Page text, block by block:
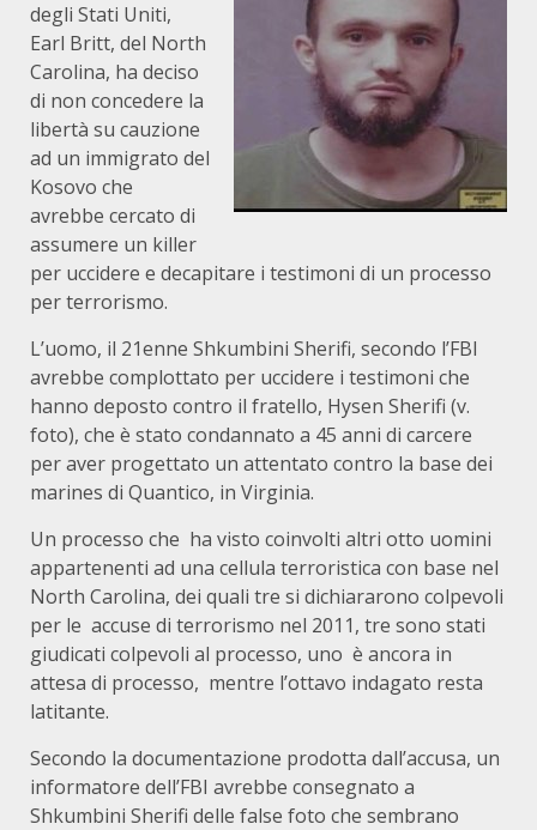
degli Stati Uniti,
Earl Britt, del North
Carolina, ha deciso
di non concedere la
libertà su cauzione
ad un immigrato del
Kosovo che
avrebbe cercato di
assumere un killer
per uccidere e decapitare i testimoni di un processo
per terrorismo.
L’uomo, il 21enne Shkumbini Sherifi, secondo l’FBI
avrebbe complottato per uccidere i testimoni che
hanno deposto contro il fratello, Hysen Sherifi (v.
foto), che è stato condannato a 45 anni di carcere
per aver progettato un attentato contro la base dei
marines di Quantico, in Virginia.
Un processo che ha visto coinvolti altri otto uomini
appartenenti ad una cellula terroristica con base nel
North Carolina, dei quali tre si dichiararono colpevoli
per le accuse di terrorismo nel 2011, tre sono stati
giudicati colpevoli al processo, uno è ancora in
attesa di processo, mentre l’ottavo indagato resta
latitante.
Secondo la documentazione prodotta dall’accusa, un
informatore dell’FBI avrebbe consegnato a
Shkumbini Sherifi delle false foto che sembrano